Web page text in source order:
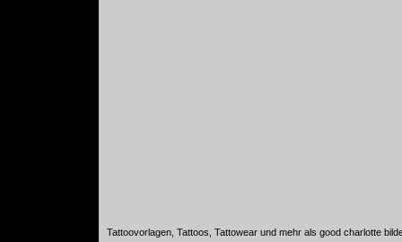
Tattoovorlagen, Tattoos, Tattowear und mehr als good charlotte